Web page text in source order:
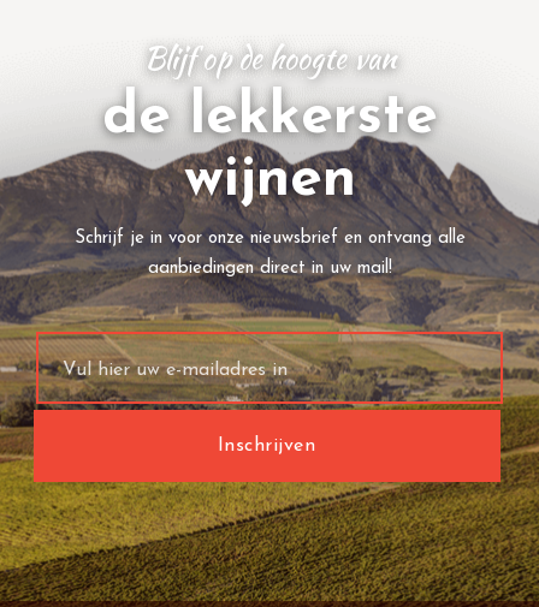
Blijf op de hoogte van
de lekkerste
wijnen
Schrijf je in voor onze nieuwsbrief en ontvang alle
aanbiedingen direct in uw mail!